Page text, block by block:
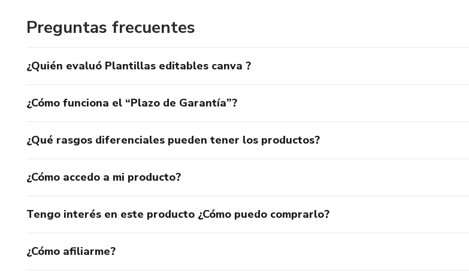
Preguntas frecuentes
¿Quién evaluó Plantillas editables canva ?
¿Cómo funciona el “Plazo de Garantía”?
¿Qué rasgos diferenciales pueden tener los productos?
¿Cómo accedo a mi producto?
Tengo interés en este producto ¿Cómo puedo comprarlo?
¿Cómo afiliarme?